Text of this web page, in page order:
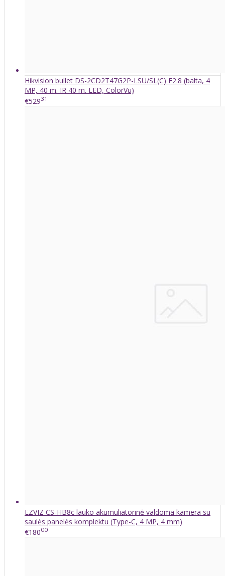
Hikvision bullet DS-2CD2T47G2P-LSU/SL(C) F2.8 (balta, 4
MP, 40 m. IR 40 m. LED, ColorVu)
€52931
EZVIZ CS-HB8c lauko akumuliatorinė valdoma kamera su
saulės panelės komplektu (Type-C, 4 MP, 4 mm)
€18000